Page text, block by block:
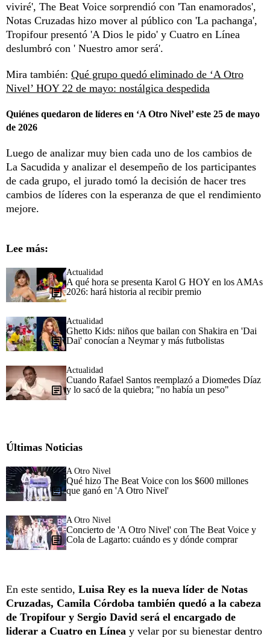
viviré', The Beat Voice sorprendió con 'Tan enamorados',
Notas Cruzadas hizo mover al público con 'La pachanga',
Tropifour presentó 'A Dios le pido' y Cuatro en Línea
deslumbró con ' Nuestro amor será'.
Mira también: Qué grupo quedó eliminado de ‘A Otro
Nivel’ HOY 22 de mayo: nostálgica despedida
Quiénes quedaron de líderes en ‘A Otro Nivel’ este 25 de mayo
de 2026
Luego de analizar muy bien cada uno de los cambios de
La Sacudida y analizar el desempeño de los participantes
de cada grupo, el jurado tomó la decisión de hacer tres
cambios de líderes con la esperanza de que el rendimiento
mejore.
Lee más:
Actualidad
A qué hora se presenta Karol G HOY en los AMAs
2026: hará historia al recibir premio
Actualidad
Ghetto Kids: niños que bailan con Shakira en 'Dai
Dai' conocían a Neymar y más futbolistas
Actualidad
Cuando Rafael Santos reemplazó a Diomedes Díaz
y lo sacó de la quiebra; "no había un peso"
Últimas Noticias
A Otro Nivel
Qué hizo The Beat Voice con los $600 millones
que ganó en 'A Otro Nivel'
A Otro Nivel
Concierto de 'A Otro Nivel' con The Beat Voice y
Cola de Lagarto: cuándo es y dónde comprar
En este sentido, Luisa Rey es la nueva líder de Notas
Cruzadas, Camila Córdoba también quedó a la cabeza
de Tropifour y Sergio David será el encargado de
liderar a Cuatro en Línea y velar por su bienestar dentro